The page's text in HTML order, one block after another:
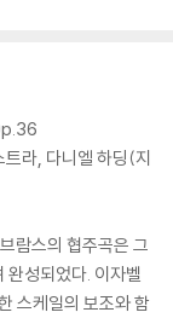
라, 다니엘 하딩(지
람스의 협주곡은 그
완성되었다. 이자벨
스케일의 보조와 함